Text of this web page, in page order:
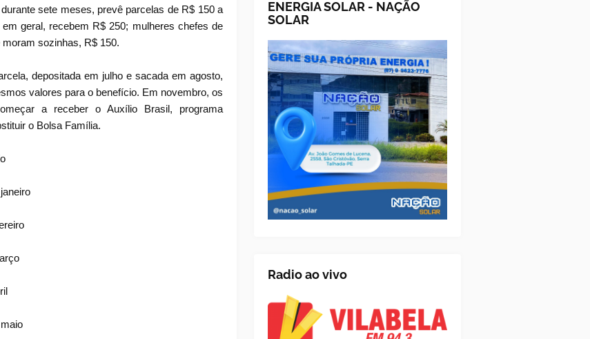
sete meses, prevê parcelas de R$ 150 a
geral, recebem R$ 250; mulheres chefes de
sozinhas, R$ 150.
depositada em julho e sacada em agosto,
valores para o benefício. Em novembro, os
a receber o Auxílio Brasil, programa
o Bolsa Família.
ENERGIA SOLAR - NAÇÃO
SOLAR
Radio ao vivo